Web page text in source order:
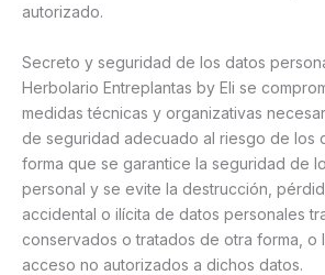
autorizado.
Secreto y seguridad de los datos
Herbolario Entreplantas by Eli se
medidas técnicas y organizativas
de seguridad adecuado al riesgo de los
forma que se garantice la seguridad de
personal y se evite la destrucción,
accidental o ilícita de datos personales
conservados o tratados de otra forma, o
acceso no autorizados a dichos datos.